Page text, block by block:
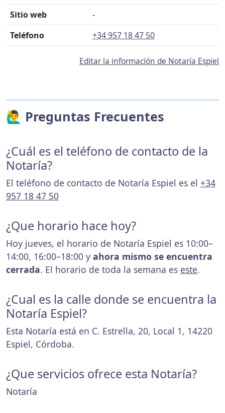
Sitio web
-
Teléfono
+34 957 18 47 50
Editar la información de Notaría Espiel
🙋‍♂️ Preguntas Frecuentes
¿Cuál es el teléfono de contacto de la
Notaría?
El teléfono de contacto de Notaría Espiel es el +34
957 18 47 50
¿Que horario hace hoy?
Hoy jueves, el horario de Notaría Espiel es 10:00–
14:00, 16:00–18:00 y ahora mismo se encuentra
cerrada. El horario de toda la semana es este.
¿Cual es la calle donde se encuentra la
Notaría Espiel?
Esta Notaría está en C. Estrella, 20, Local 1, 14220
Espiel, Córdoba.
¿Que servicios ofrece esta Notaría?
Notaría